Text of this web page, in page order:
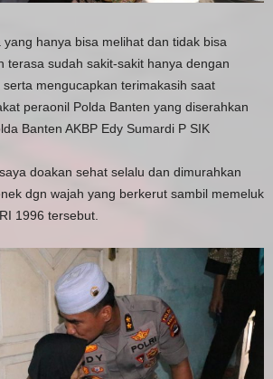
hanya bisa melihat dan tidak bisa
terasa sudah sakit-sakit hanya dengan
mengucapkan terimakasih saat
peraonil Polda Banten yang diserahkan
Banten AKBP Edy Sumardi P SIK
doakan sehat selalu dan dimurahkan
dgn wajah yang berkerut sambil memeluk
1996 tersebut.